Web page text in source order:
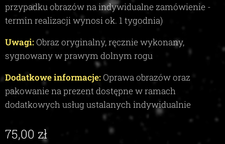
przypadku obrazów na indywidualne zamówienie -
termin realizacji wynosi ok. 1tygodnia)
Uwagi:Obraz oryginalny, ręcznie wykonany,
sygnowany w prawym dolnym rogu
Dodatkowe informacje:Oprawa obrazów oraz
pakowanie na prezent dostępne w ramach
dodatkowych usług ustalanych indywidualnie
75,00 zł